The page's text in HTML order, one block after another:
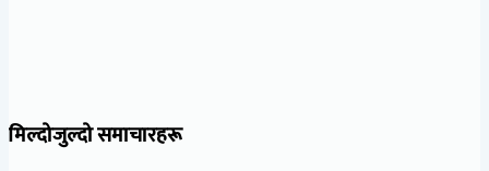
मिल्दोजुल्दो समाचारहरू